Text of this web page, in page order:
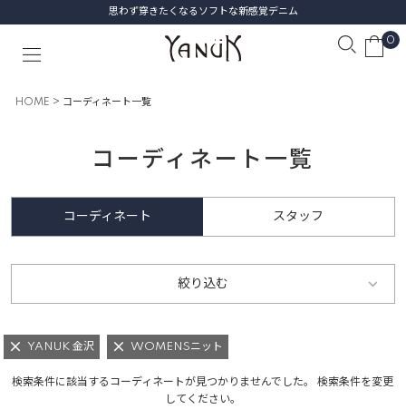
思わず穿きたくなるソフトな新感覚デニム
0
HOME コーディネート一覧
コーディネート一覧
コーディネート スタッフ
絞り込む
YANUK 金沢 WOMENSニット
検索条件に該当するコーディネートが見つかりませんでした。 検索条件を変更
してください。